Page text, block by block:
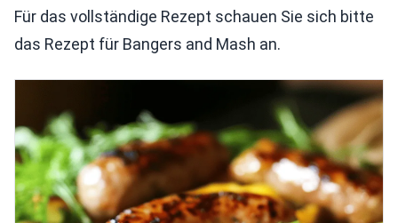
Für das vollständige Rezept schauen Sie sich bitte
das Rezept für Bangers and Mash an.